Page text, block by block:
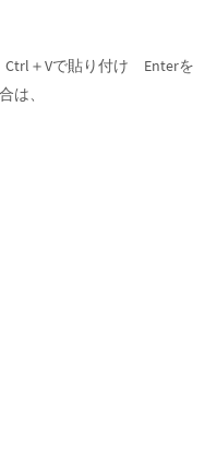
Ctrl＋Vで貼り付け Enterを
は、